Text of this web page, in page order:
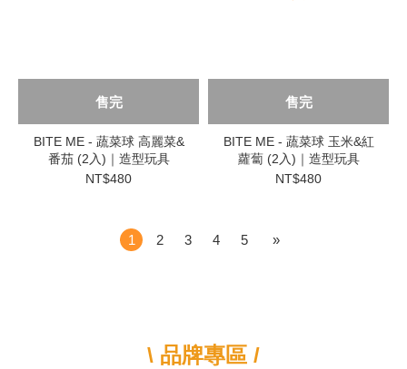
售完
BITE ME - 蔬菜球 高麗菜&
番茄 (2入)｜造型玩具
NT$480
售完
BITE ME - 蔬菜球 玉米&紅
蘿蔔 (2入)｜造型玩具
NT$480
1 2 3 4 5 »
\ 品牌專區 /